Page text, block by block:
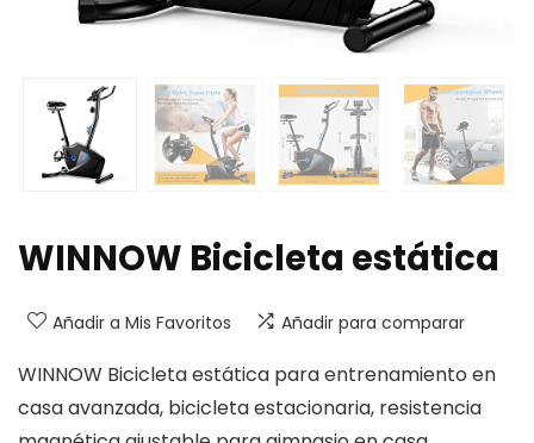
WINNOW Bicicleta estática
Añadir a Mis Favoritos Añadir para comparar
WINNOW Bicicleta estática para entrenamiento en
casa avanzada, bicicleta estacionaria, resistencia